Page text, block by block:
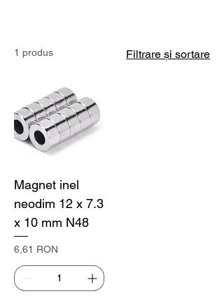
1 produs Filtrare și sortare
Magnet inel
neodim 12 x 7.3
x 10 mm N48
Preț
6,61 RON